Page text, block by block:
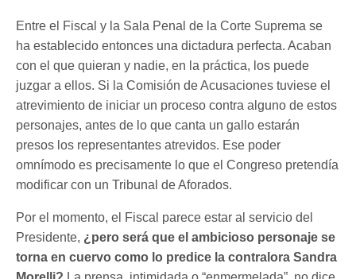
Entre el Fiscal y la Sala Penal de la Corte Suprema se
ha establecido entonces una dictadura perfecta. Acaban
con el que quieran y nadie, en la práctica, los puede
juzgar a ellos. Si la Comisión de Acusaciones tuviese el
atrevimiento de iniciar un proceso contra alguno de estos
personajes, antes de lo que canta un gallo estarán
presos los representantes atrevidos. Ese poder
omnímodo es precisamente lo que el Congreso pretendía
modificar con un Tribunal de Aforados.
Por el momento, el Fiscal parece estar al servicio del
Presidente, ¿pero será que el ambicioso personaje se
torna en cuervo como lo predice la contralora Sandra